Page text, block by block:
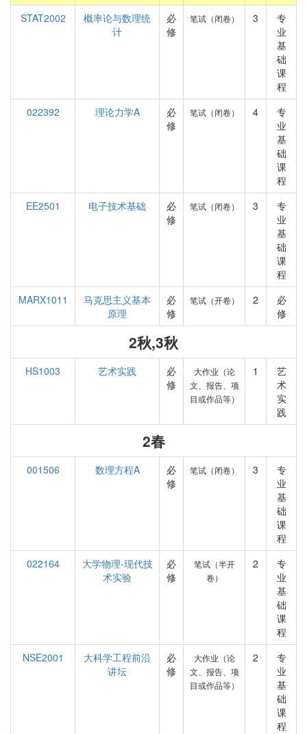
STAT2002
概率论与数理统
计
必
修
笔试（闭卷） 3
专
业
基
础
课
程
022392
理论力学A
必
修
笔试（闭卷） 4
专
业
基
础
课
程
EE2501
电子技术基础
必
修
笔试（闭卷） 3
专
业
基
础
课
程
MARX1011
马克思主义基本
原理
必
修
笔试（开卷） 2
必
修
2秋,3秋
HS1003 艺术实践
必
修
大作业（论
文、报告、项
目或作品等）
1
艺
术
实
践
2春
001506 数理方程A
必
修
笔试（闭卷） 3
专
业
基
础
课
程
022164
大学物理-现代技
术实验
必
修
笔试（半开
卷）
2
专
业
基
础
课
程
NSE2001
大科学工程前沿
讲坛
必
修
大作业（论
文、报告、项
目或作品等）
2
专
业
基
础
课
程